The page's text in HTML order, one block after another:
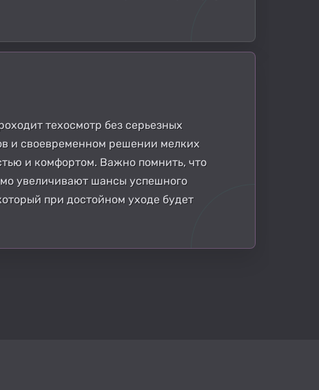
техосмотр без серьезных
и своевременном решении мелких
и комфортом. Важно помнить, что
увеличивают шансы успешного
при достойном уходе будет